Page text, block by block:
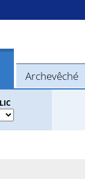
Archevêché